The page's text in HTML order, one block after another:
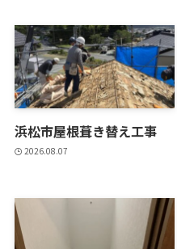
浜松市屋根葺き替え工事
2026.08.07